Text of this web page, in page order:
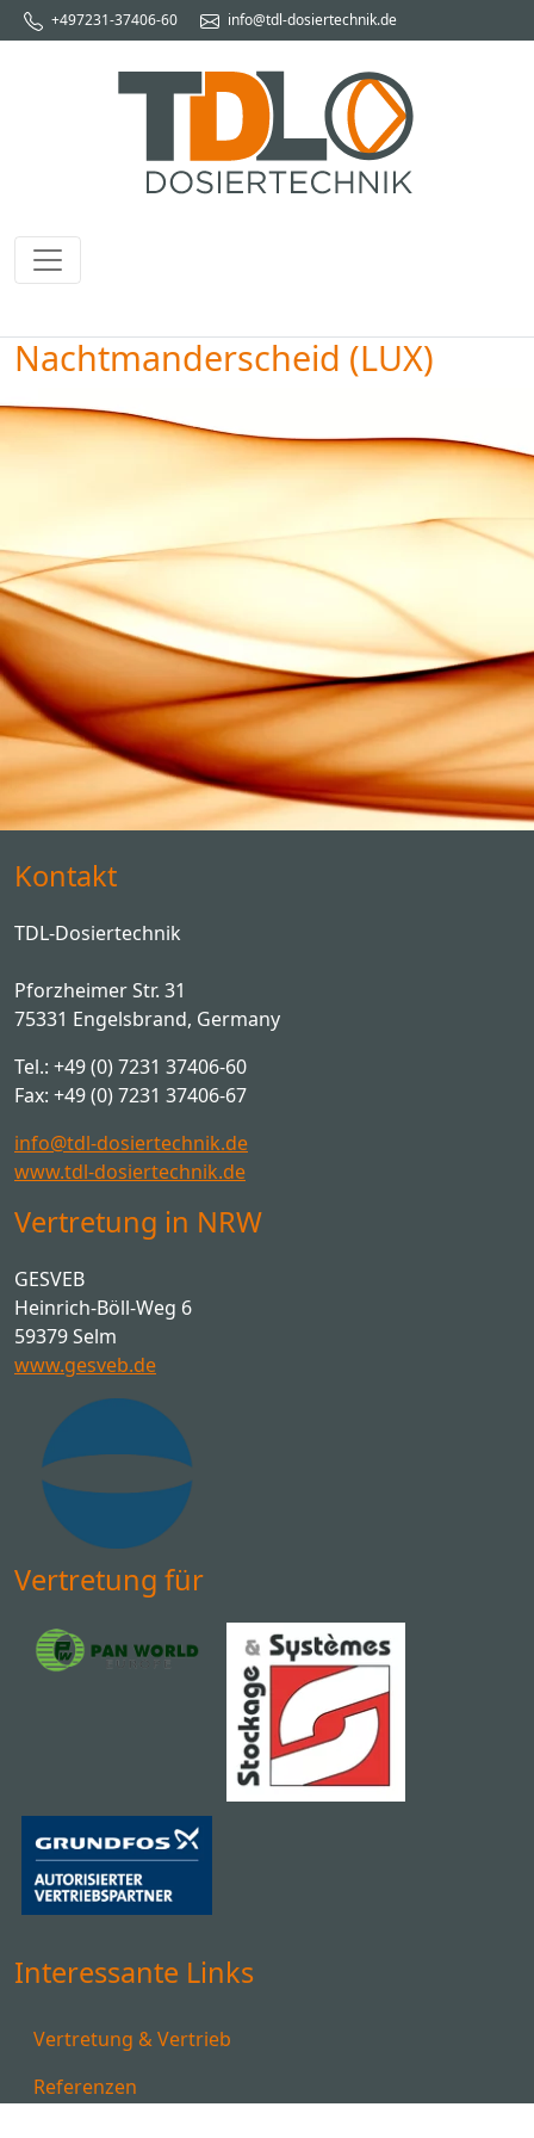
+497231-37406-60 info@tdl-dosiertechnik.de
Nachtmanderscheid (LUX)
Kontakt
TDL-Dosiertechnik
Pforzheimer Str. 31
75331 Engelsbrand, Germany
Tel.: +49 (0) 7231 37406-60
Fax: +49 (0) 7231 37406-67
info@tdl-dosiertechnik.de
www.tdl-dosiertechnik.de
Vertretung in NRW
GESVEB
Heinrich-Böll-Weg 6
59379 Selm
www.gesveb.de
Vertretung für
Interessante Links
Vertretung & Vertrieb
Referenzen